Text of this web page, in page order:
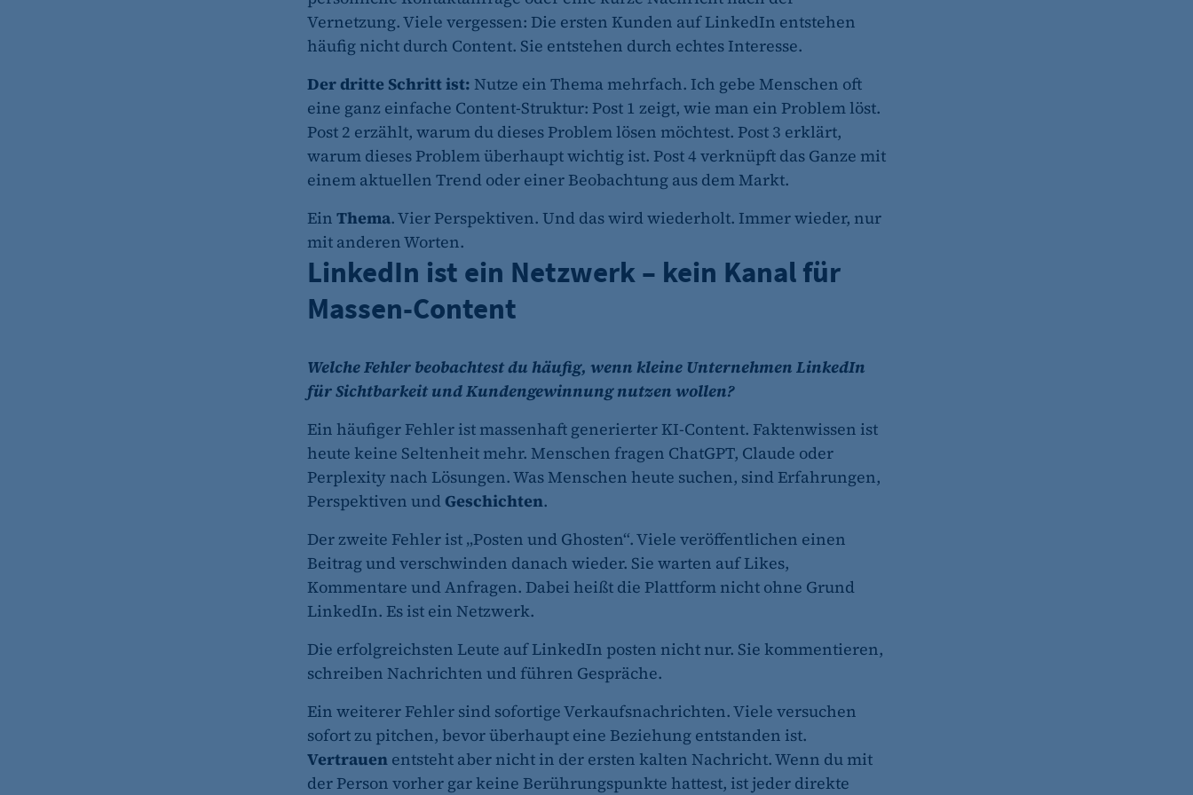
fe_typo_user
fe_typo_user
Session-Cookie für die Verwaltung von Benutzer-Sessions (z. B. bei Login, Umfrage
oder Formularen). Wird auch bei Caching zur Identifizierung verwendet.
Cookie Laufzeit:
Session
cookie_consent
Dieser Cookie speichert die ausgewählten Einverständnis-Optionen des Benutzers
Cookie Laufzeit:
1 Jahr
etracker Analytics
et_oi_v2
etracker GmbH
Cookie Erkennung
Cookie Laufzeit:
2 Jahre
etracker Analytics
etracker GmbH
Cookie Laufzeit:
480 Tage
etracker Analytics
Vernetzung. Viele vergessen: Die ersten Kunden auf LinkedIn entstehen
häufig nicht durch Content. Sie entstehen durch echtes Interesse.
Der dritte Schritt ist: Nutze ein Thema mehrfach. Ich gebe Menschen oft
eine ganz einfache Content-Struktur: Post 1 zeigt, wie man ein Problem löst.
Post 2 erzählt, warum du dieses Problem lösen möchtest. Post 3 erklärt,
warum dieses Problem überhaupt wichtig ist. Post 4 verknüpft das Ganze mit
einem aktuellen Trend oder einer Beobachtung aus dem Markt.
Ein Thema. Vier Perspektiven. Und das wird wiederholt. Immer wieder, nur
mit anderen Worten.
LinkedIn ist ein Netzwerk – kein Kanal für
Massen-Content
Welche Fehler beobachtest du häufig, wenn kleine Unternehmen LinkedIn
für Sichtbarkeit und Kundengewinnung nutzen wollen?
Ein häufiger Fehler ist massenhaft generierter KI-Content. Faktenwissen ist
heute keine Seltenheit mehr. Menschen fragen ChatGPT, Claude oder
Perplexity nach Lösungen. Was Menschen heute suchen, sind Erfahrungen,
Perspektiven und Geschichten.
Der zweite Fehler ist „Posten und Ghosten“. Viele veröffentlichen einen
Beitrag und verschwinden danach wieder. Sie warten auf Likes,
Kommentare und Anfragen. Dabei heißt die Plattform nicht ohne Grund
LinkedIn. Es ist ein Netzwerk.
Die erfolgreichsten Leute auf LinkedIn posten nicht nur. Sie kommentieren,
schreiben Nachrichten und führen Gespräche.
Ein weiterer Fehler sind sofortige Verkaufsnachrichten. Viele versuchen
sofort zu pitchen, bevor überhaupt eine Beziehung entstanden ist.
Vertrauen entsteht aber nicht in der ersten kalten Nachricht. Wenn du mit
der Person vorher gar keine Berührungspunkte hattest, ist jeder direkte